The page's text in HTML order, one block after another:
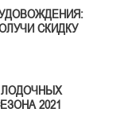
СКИДКУ
ЛОДОЧНЫХ
2021